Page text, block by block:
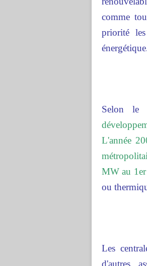
comme
priorité
Selon le
L'année
MW au
ou
Les